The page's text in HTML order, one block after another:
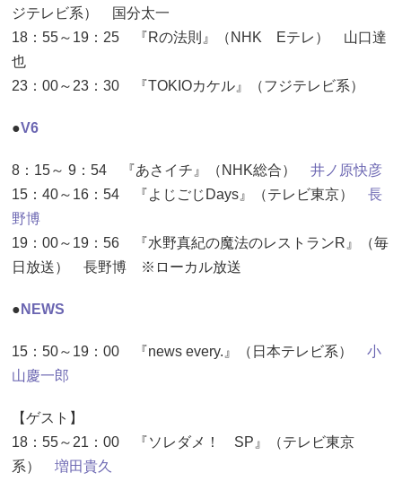
ジテレビ系） 国分太一
18：55～19：25 『Rの法則』（NHK Eテレ） 山口達
也
23：00～23：30 『TOKIOカケル』（フジテレビ系）
●V6
8：15～ 9：54 『あさイチ』（NHK総合） 井ノ原快彦
15：40～16：54 『よじごじDays』（テレビ東京） 長
野博
19：00～19：56 『水野真紀の魔法のレストランR』（毎
日放送） 長野博 ※ローカル放送
● NEWS
15：50～19：00 『news every.』（日本テレビ系） 小
山慶一郎
【ゲスト】
18：55～21：00 『ソレダメ！ SP』（テレビ東京
系） 増田貴久